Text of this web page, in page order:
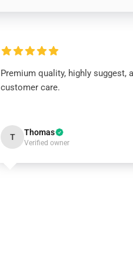
Premium quality, highly suggest,
customer care.
T Thomas
Verified owner